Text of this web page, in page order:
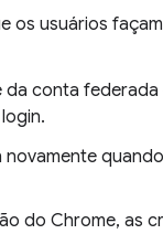
os usuários
da conta federada
novamente
do Chrome, as